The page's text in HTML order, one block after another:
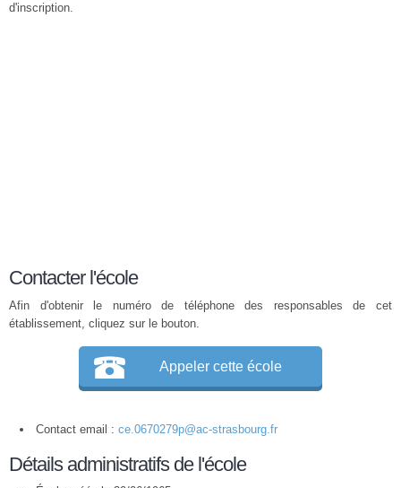
d'inscription.
Contacter l'école
Afin d'obtenir le numéro de téléphone des responsables de cet
établissement, cliquez sur le bouton.
Appeler cette école
Contact email : ce.0670279p@ac-strasbourg.fr
Détails administratifs de l'école